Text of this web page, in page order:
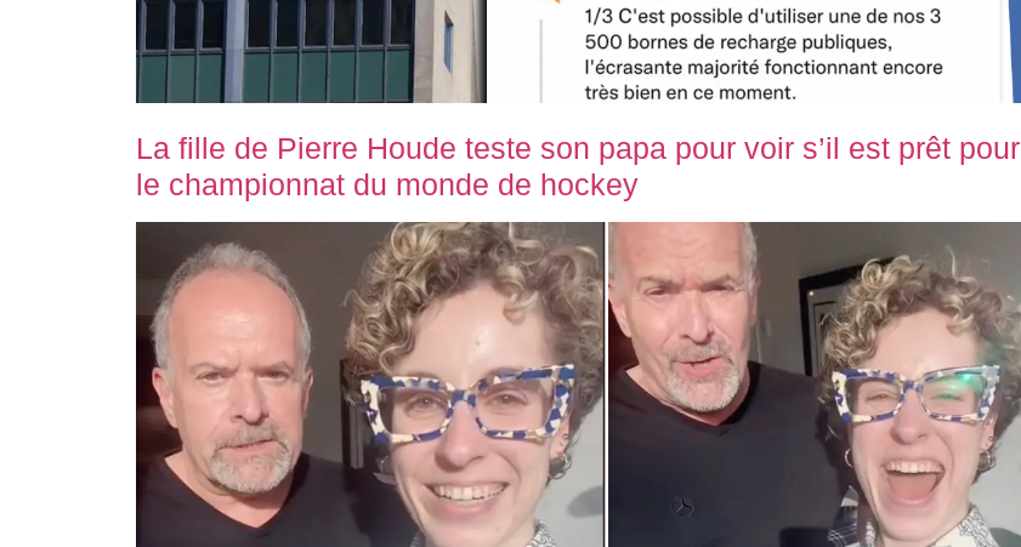
La fille de Pierre Houde teste son papa pour voir s’il est prêt pour
le championnat du monde de hockey